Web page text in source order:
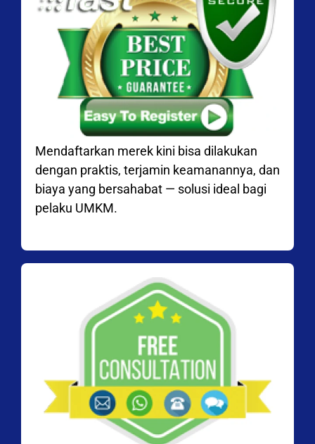
Mendaftarkan merek kini bisa dilakukan
dengan praktis, terjamin keamanannya, dan
biaya yang bersahabat — solusi ideal bagi
pelaku UMKM.